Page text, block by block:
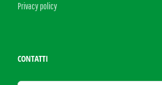
Privacy policy
CONTATTI